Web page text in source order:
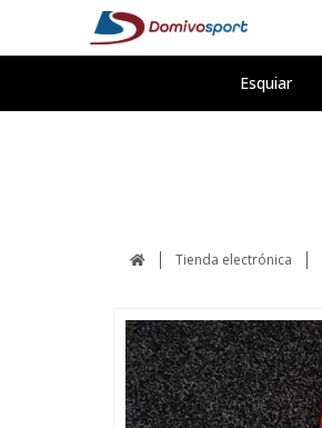
Esquiar
Tienda electrónica